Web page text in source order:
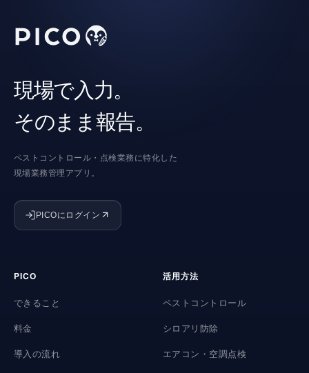
現場で入力。
そのまま報告。
ペストコントロール・点検業務に特化した
現場業務管理アプリ。
PICOにログイン
PICO
できること
料金
導入の流れ
活用方法
ペストコントロール
シロアリ防除
エアコン・空調点検